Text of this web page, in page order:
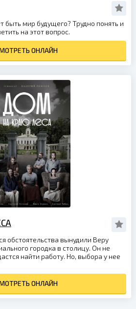
быть мир будущего? Трудно понять и
на этот вопрос.
ОНЛАЙН
обстоятельства вынудили Веру
городка в столицу. Он не
найти работу. Но, выбора у нее
ОНЛАЙН